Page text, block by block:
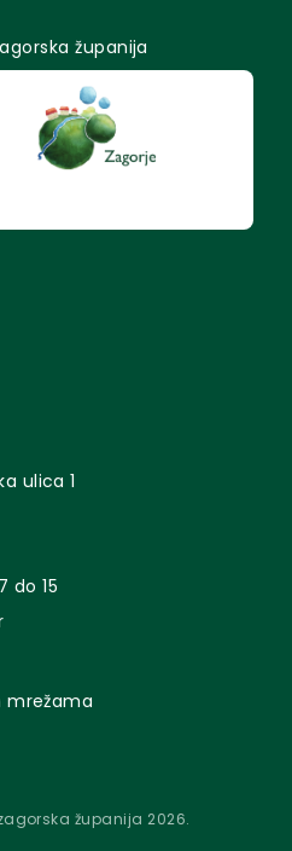
županija
ulica 1
do 15
mrežama
županija 2026.